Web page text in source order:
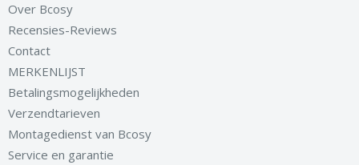
Over Bcosy
Recensies-Reviews
Contact
MERKENLIJST
Betalingsmogelijkheden
Verzendtarieven
Montagedienst van Bcosy
Service en garantie